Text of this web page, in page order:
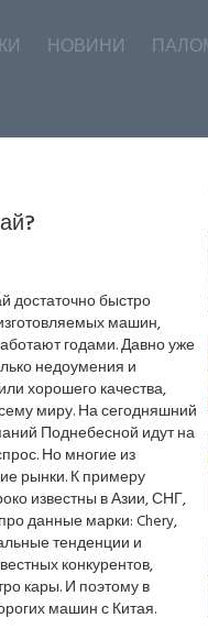
НОВИНИ
достаточно быстро
машин,
годами. Давно уже
недоумения и
хорошего качества,
миру. На сегодняшний
Поднебесной идут на
Но многие из
рынки. К примеру
известны в Азии, СНГ,
данные марки: Chery,
тенденции и
конкурентов,
кары. И поэтому в
машин с Китая.